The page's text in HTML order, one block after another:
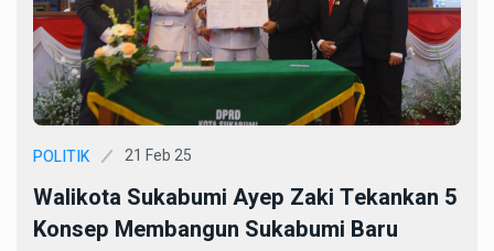
POLITIK 21 Feb 25
Walikota Sukabumi Ayep Zaki Tekankan 5
Konsep Membangun Sukabumi Baru